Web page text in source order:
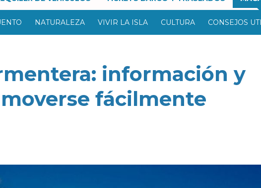
NATURALEZA VIVIR LA ISLA CULTURA CONSEJOS
información y
fácilmente